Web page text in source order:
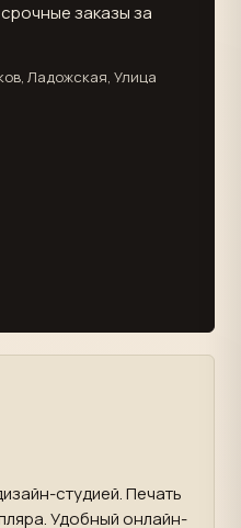
заказы за
Ладожская, Улица
студией. Печать
Удобный онлайн-